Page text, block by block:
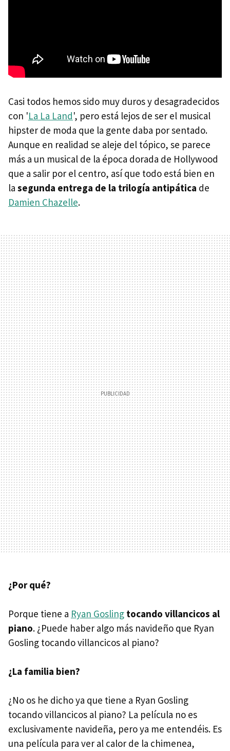
Casi todos hemos sido muy duros y desagradecidos
con 'La La Land', pero está lejos de ser el musical
hipster de moda que la gente daba por sentado.
Aunque en realidad se aleje del tópico, se parece
más a un musical de la época dorada de Hollywood
que a salir por el centro, así que todo está bien en
la segunda entrega de la trilogía antipática de
Damien Chazelle.
¿Por qué?
Porque tiene a Ryan Gosling tocando villancicos al
piano. ¿Puede haber algo más navideño que Ryan
Gosling tocando villancicos al piano?
¿La familia bien?
¿No os he dicho ya que tiene a Ryan Gosling
tocando villancicos al piano? La película no es
exclusivamente navideña, pero ya me entendéis. Es
una película para ver al calor de la chimenea,